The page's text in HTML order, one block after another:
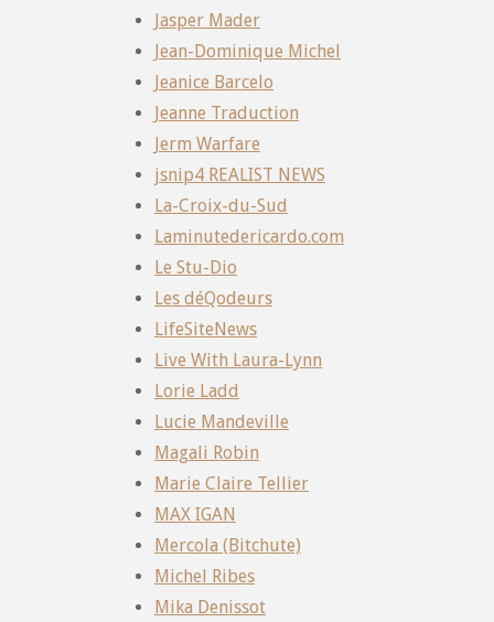
Jasper Mader
Jean-Dominique Michel
Jeanice Barcelo
Jeanne Traduction
Jerm Warfare
jsnip4 REALIST NEWS
La-Croix-du-Sud
Laminutedericardo.com
Le Stu-Dio
Les déQodeurs
LifeSiteNews
Live With Laura-Lynn
Lorie Ladd
Lucie Mandeville
Magali Robin
Marie Claire Tellier
MAX IGAN
Mercola (Bitchute)
Michel Ribes
Mika Denissot